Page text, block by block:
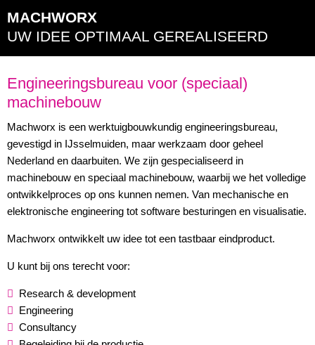
MACHWORX
UW IDEE OPTIMAAL GEREALISEERD
Engineeringsbureau voor (speciaal)
machinebouw
Machworx is een werktuigbouwkundig engineeringsbureau,
gevestigd in IJsselmuiden, maar werkzaam door geheel
Nederland en daarbuiten. We zijn gespecialiseerd in
machinebouw en speciaal machinebouw, waarbij we het volledige
ontwikkelproces op ons kunnen nemen. Van mechanische en
elektronische engineering tot software besturingen en visualisatie.
Machworx ontwikkelt uw idee tot een tastbaar eindproduct.
U kunt bij ons terecht voor:
Research & development
Engineering
Consultancy